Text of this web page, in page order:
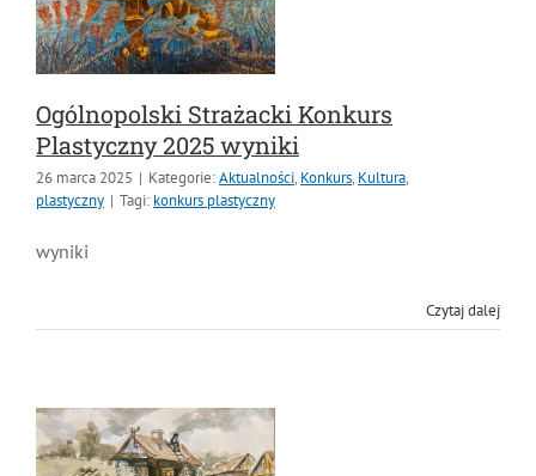
Ogólnopolski Strażacki Konkurs
Plastyczny 2025 wyniki
26 marca 2025 | Kategorie: Aktualności Konkurs Kultura
plastyczny | Tagi: konkurs plastyczny
wyniki
Czytaj dalej